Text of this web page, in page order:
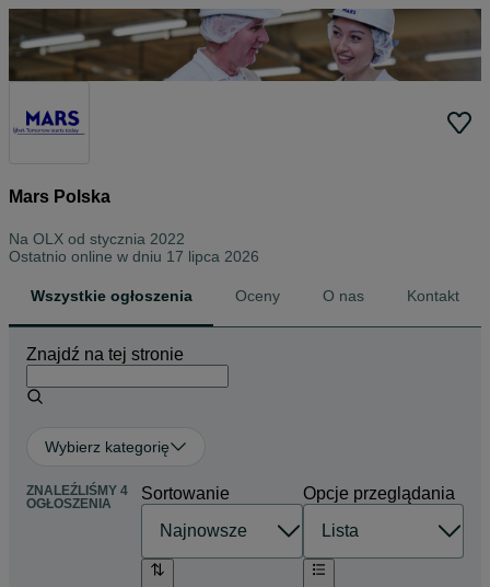
Mars Polska
Na OLX od stycznia 2022
Ostatnio online w dniu 17 lipca 2026
Wszystkie ogłoszenia Oceny O nas Kontakt
Znajdź na tej stronie
Wybierz kategorię
ZNALEŹLIŚMY 4
OGŁOSZENIA
Sortowanie Opcje przeglądania